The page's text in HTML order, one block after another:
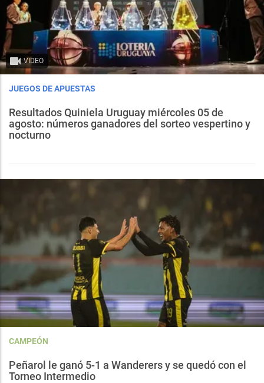
VIDEO
JUEGOS DE APUESTAS
Resultados Quiniela Uruguay miércoles 05 de
agosto: números ganadores del sorteo vespertino y
nocturno
CAMPEÓN
Peñarol le ganó 5-1 a Wanderers y se quedó con el
Torneo Intermedio